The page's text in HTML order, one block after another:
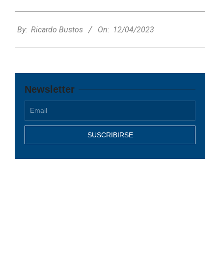
04-
By: Ricardo Bustos On: 12/04/2023
Newsletter